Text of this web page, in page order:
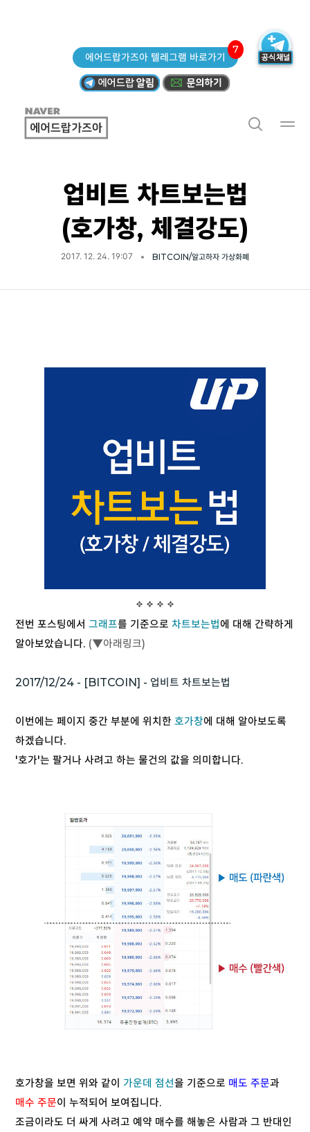
에어드랍가즈아 텔레그램 바로가기
7
업비트 차트보는법
(호가창, 체결강도)
2017. 12. 24. 19:07 BITCOIN/알고하자 가상화폐
전번 포스팅에서 그래프를 기준으로 차트보는법에 대해 간략하게
알아보았습니다. (▼아래링크)
2017/12/24 - [BITCOIN] - 업비트 차트보는법
이번에는 페이지 중간 부분에 위치한 호가창에 대해 알아보도록
하겠습니다.
'호가'는 팔거나 사려고 하는 물건의 값을 의미합니다.
호가창을 보면 위와 같이 가운데 점선을 기준으로 매도 주문과
매수 주문이 누적되어 보여집니다.
조금이라도 더 싸게 사려고 예약 매수를 해놓은 사람과 그 반대인